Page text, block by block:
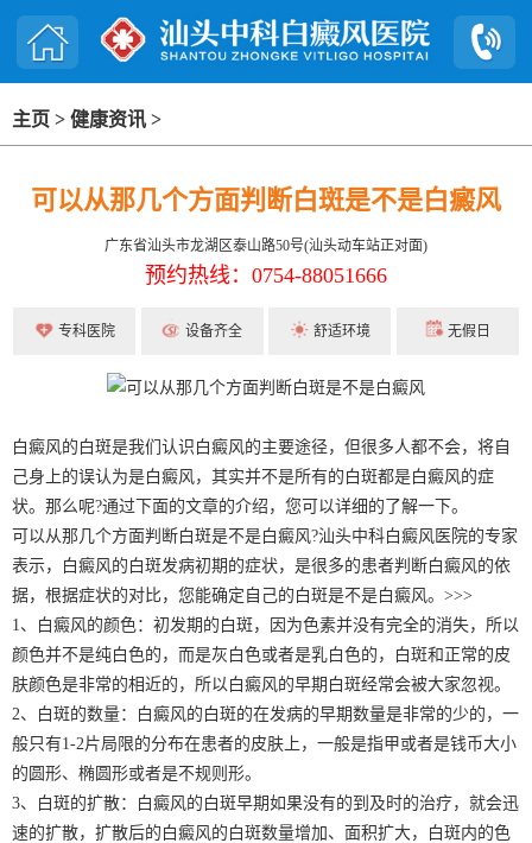
主页 > 健康资讯 >
可以从那几个方面判断白斑是不是白癜风
广东省汕头市龙湖区泰山路50号(汕头动车站正对面)
预约热线：0754-88051666
专科医院 设备齐全 舒适环境 无假日
白癜风的白斑是我们认识白癜风的主要途径，但很多人都不会，将自
己身上的误认为是白癜风，其实并不是所有的白斑都是白癜风的症
状。那么呢?通过下面的文章的介绍，您可以详细的了解一下。
可以从那几个方面判断白斑是不是白癜风?汕头中科白癜风医院的专家
表示，白癜风的白斑发病初期的症状，是很多的患者判断白癜风的依
据，根据症状的对比，您能确定自己的白斑是不是白癜风。>>>
1、白癜风的颜色：初发期的白斑，因为色素并没有完全的消失，所以
颜色并不是纯白色的，而是灰白色或者是乳白色的，白斑和正常的皮
肤颜色是非常的相近的，所以白癜风的早期白斑经常会被大家忽视。
2、白斑的数量：白癜风的白斑的在发病的早期数量是非常的少的，一
般只有1-2片局限的分布在患者的皮肤上，一般是指甲或者是钱币大小
的圆形、椭圆形或者是不规则形。
3、白斑的扩散：白癜风的白斑早期如果没有的到及时的治疗，就会迅
速的扩散，扩散后的白癜风的白斑数量增加、面积扩大，白斑内的色